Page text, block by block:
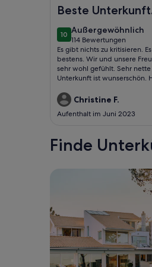
Beste
Einfach
wunderschön.
1010 von 10
Außergewöhnlich
außergewöhnlich
114 Bewertungen
(114
bewertungen)
Es gibt nichts zu kritisieren.
bestens. Wir und unsere
sehr wohl gefühlt. Sehr nette
Unterkunft ist wunserschön.
restauriert. Wir werden sehr
wiederkommen. Nur zu
sehr günstig. Supermarkt mit
Christine F.
Aufenthalt im Juni 2023
Finde
Suche nach